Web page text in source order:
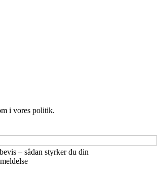
i vores politik.
– sådan styrker du din